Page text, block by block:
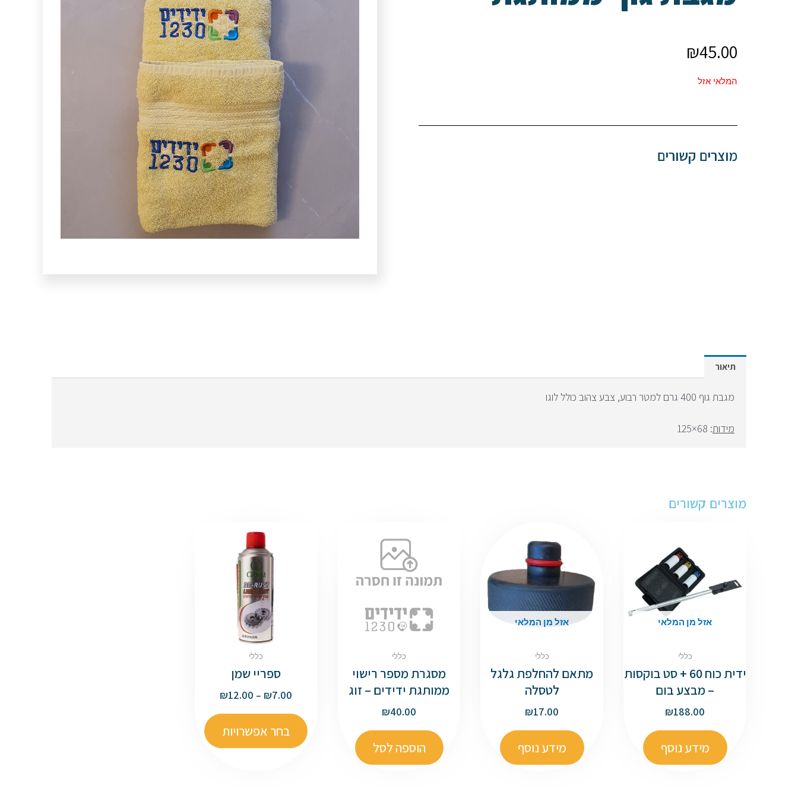
₪45.00
המלאי אזל
מוצרים קשורים
תיאור
מגבת גוף 400 גרם למטר רבוע, צבע צהוב כולל לוגו
מידות: 68×125
מוצרים קשורים
אזל מן המלאי
כללי
ידית כוח 60 + סט בוקסות
– מבצע בום
₪188.00
מידע נוסף
אזל מן המלאי
כללי
מתאם להחלפת גלגל
לטסלה
₪17.00
מידע נוסף
כללי
מסגרת מספר רישוי
ממותגת ידידים – זוג
₪40.00
הוספה לסל
כללי
ספריי שמן
₪7.00
–
₪12.00
בחר אפשרויות